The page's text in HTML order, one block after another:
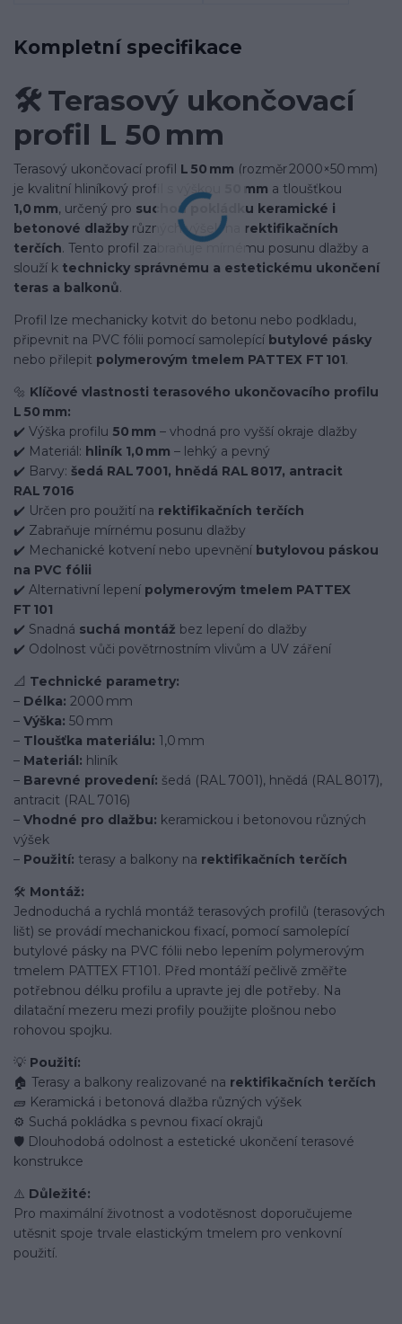
Kompletní specifikace
🛠️ Terasový ukončovací
profil L 50 mm
Terasový ukončovací profil L 50 mm (rozměr 2000×50 mm)
je kvalitní hliníkový profil s výškou
50 mm a tloušťkou
1,0 mm, určený pro suchou pokládku keramické i
betonové dlažby různých výšek na
rektifikačních
terčích. Tento profil zabraňuje mírnému posunu dlažby a
slouží k technicky správnému a estetickému ukončení
teras a balkonů.
Profil lze mechanicky kotvit do betonu nebo podkladu,
připevnit na PVC fólii pomocí samolepící butylové pásky
nebo přilepit polymerovým tmelem PATTEX FT 101.
🔩 Klíčové vlastnosti terasového ukončovacího profilu
L 50 mm:
✔️ Výška profilu 50 mm – vhodná pro vyšší okraje dlažby
✔️ Materiál: hliník 1,0 mm – lehký a pevný
✔️ Barvy: šedá RAL 7001, hnědá RAL 8017, antracit
RAL 7016
✔️ Určen pro použití na rektifikačních terčích
✔️ Zabraňuje mírnému posunu dlažby
✔️ Mechanické kotvení nebo upevnění butylovou páskou
na PVC fólii
✔️ Alternativní lepení polymerovým tmelem PATTEX
FT 101
✔️ Snadná suchá montáž bez lepení do dlažby
✔️ Odolnost vůči povětrnostním vlivům a UV záření
📐 Technické parametry:
– Délka: 2000 mm
– Výška: 50 mm
– Tloušťka materiálu: 1,0 mm
– Materiál: hliník
– Barevné provedení: šedá (RAL 7001), hnědá (RAL 8017),
antracit (RAL 7016)
– Vhodné pro dlažbu: keramickou i betonovou různých
výšek
– Použití: terasy a balkony na rektifikačních terčích
🛠️ Montáž:
Jednoduchá a rychlá montáž terasových profilů (terasových
lišt) se provádí mechanickou fixací, pomocí samolepící
butylové pásky na PVC fólii nebo lepením polymerovým
tmelem PATTEX FT 101. Před montáží pečlivě změřte
potřebnou délku profilu a upravte jej dle potřeby. Na
dilatační mezeru mezi profily použijte plošnou nebo
rohovou spojku.
💡 Použití:
🏠 Terasy a balkony realizované na rektifikačních terčích
🧱 Keramická i betonová dlažba různých výšek
⚙️ Suchá pokládka s pevnou fixací okrajů
🛡️ Dlouhodobá odolnost a estetické ukončení terasové
konstrukce
⚠️ Důležité:
Pro maximální životnost a vodotěsnost doporučujeme
utěsnit spoje trvale elastickým tmelem pro venkovní
použití.